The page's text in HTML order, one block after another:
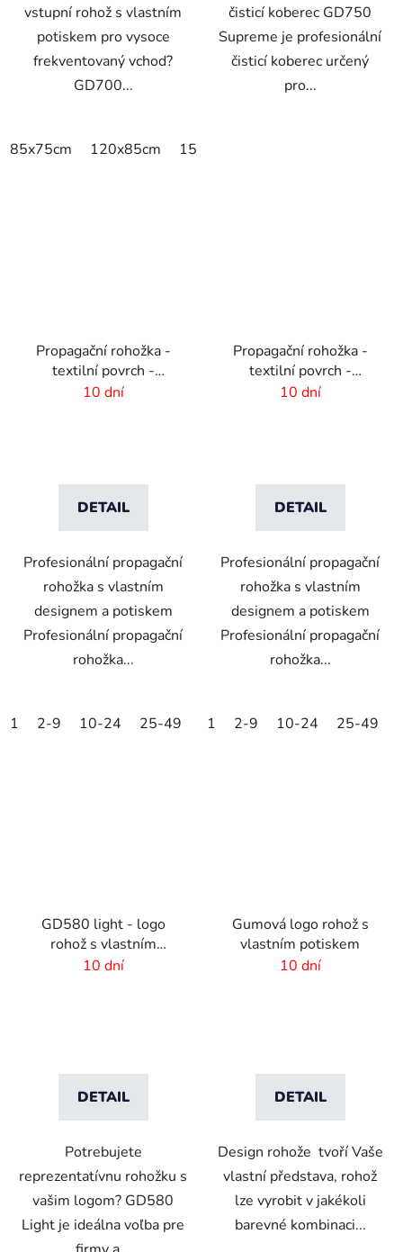
vstupní rohož s vlastním
potiskem pro vysoce
frekventovaný vchod?
GD700...
85x75cm 120x85cm 150x85cm
čisticí koberec GD750
Supreme je profesionální
čisticí koberec určený
pro...
Propagační rohožka -
textilní povrch -
75x50cm
10 dní
DETAIL
Profesionální propagační
rohožka s vlastním
designem a potiskem
Profesionální propagační
rohožka...
1 2-9 10-24 25-49 50-99 100-249 250-499
Propagační rohožka -
textilní povrch -
150x300cm
10 dní
DETAIL
Profesionální propagační
rohožka s vlastním
designem a potiskem
Profesionální propagační
rohožka...
1 2-9 10-24 25-49
GD580 light - logo
rohož s vlastním
potiskem - 6 mm vlas
10 dní
DETAIL
Potrebujete
reprezentatívnu rohožku s
vašim logom? GD580
Light je ideálna voľba pre
Gumová logo rohož s
vlastním potiskem
10 dní
DETAIL
Design rohože tvoří Vaše
vlastní představa, rohož
lze vyrobit v jakékoli
barevné kombinaci...